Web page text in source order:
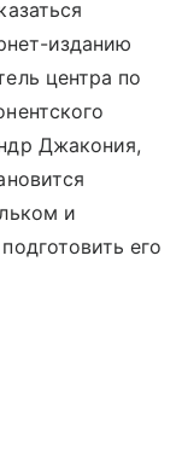
изданию
центра по
Джакония,
и
его